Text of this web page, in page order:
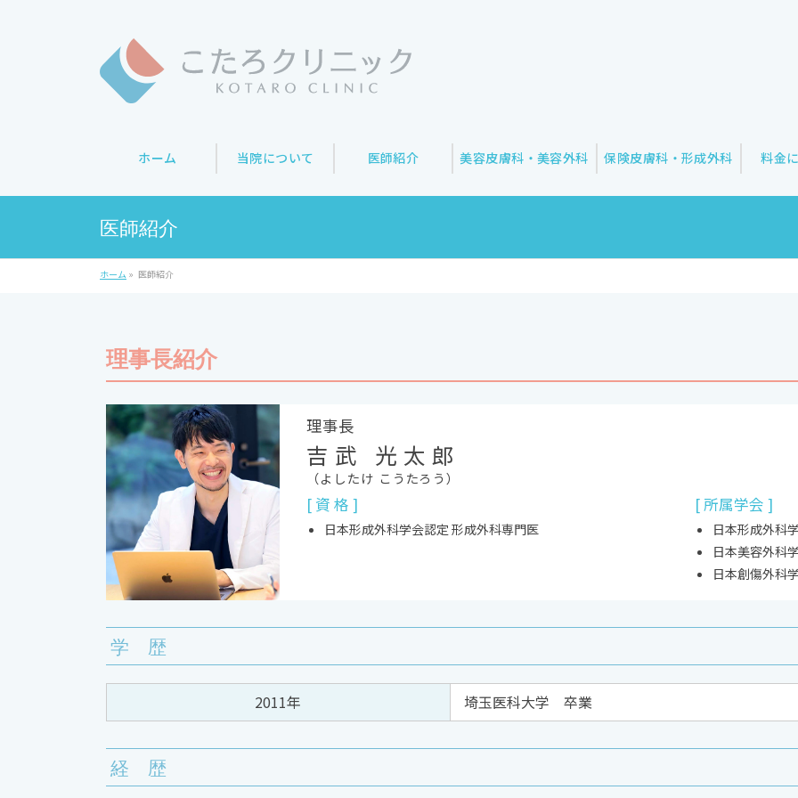
ホーム 当院について 医師紹介 美容皮膚科・美容外科 保険皮膚科・形成外科 料金
医師紹介
ホーム » 医師紹介
理事長紹介
理事長
吉武 光太郎
（よしたけ こうたろう）
[ 資 格 ]
日本形成外科学会認定 形成外科専門医
[ 所属学会 ]
日本形成外科
日本美容外科
日本創傷外科
学 歴
2011年 埼玉医科大学 卒業
経 歴